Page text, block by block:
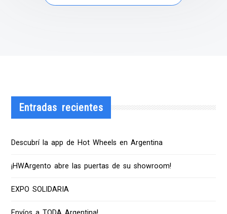
Entradas recientes
Descubrí la app de Hot Wheels en Argentina
¡HWArgento abre las puertas de su showroom!
EXPO SOLIDARIA